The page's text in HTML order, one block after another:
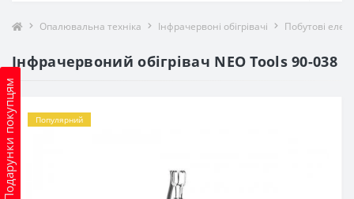
Подарунки покупцям
Опалювальна техніка Інфрачервоні обігрівачі Побутові
Інфрачервоний обігрівач NEO Tools 90-038
Популярний